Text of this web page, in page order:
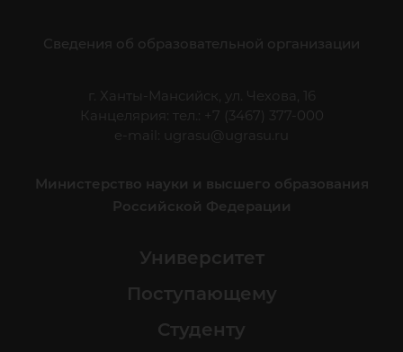
Сведения об образовательной организации
г. Ханты-Мансийск, ул. Чехова, 16
Канцелярия: тел.: +7 (3467) 377-000
e-mail:
ugrasu@ugrasu.ru
Министерство науки и высшего образования
Российской Федерации
Университет
Поступающему
Студенту